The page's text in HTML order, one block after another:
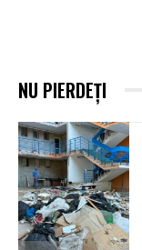
NU PIERDEȚI